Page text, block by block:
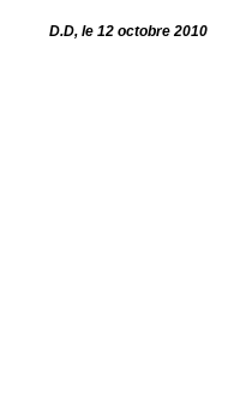
D.D, le 12 octobre 2010